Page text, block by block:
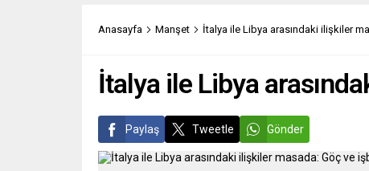
sağlanmasının 29 “evet” oyuyla kabul
edildiğini açıkladı. Türkiye’nin yaklaşık
Anasayfa Manşet İtalya ile Libya arasındaki ilişkiler
İtalya ile Libya
Paylaş Tweetle Gönder